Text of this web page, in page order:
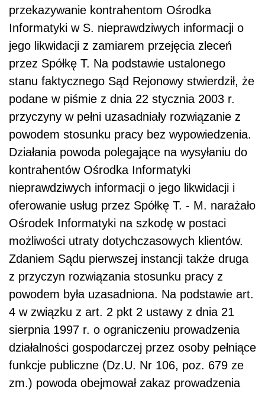
przekazywanie kontrahentom Ośrodka
Informatyki w S. nieprawdziwych informacji o
jego likwidacji z zamiarem przejęcia zleceń
przez Spółkę T. Na podstawie ustalonego
stanu faktycznego Sąd Rejonowy stwierdził, że
podane w piśmie z dnia 22 stycznia 2003 r.
przyczyny w pełni uzasadniały rozwiązanie z
powodem stosunku pracy bez wypowiedzenia.
Działania powoda polegające na wysyłaniu do
kontrahentów Ośrodka Informatyki
nieprawdziwych informacji o jego likwidacji i
oferowanie usług przez Spółkę T. - M. narażało
Ośrodek Informatyki na szkodę w postaci
możliwości utraty dotychczasowych klientów.
Zdaniem Sądu pierwszej instancji także druga
z przyczyn rozwiązania stosunku pracy z
powodem była uzasadniona. Na podstawie art.
4 w związku z art. 2 pkt 2 ustawy z dnia 21
sierpnia 1997 r. o ograniczeniu prowadzenia
działalności gospodarczej przez osoby pełniące
funkcje publiczne (Dz.U. Nr 106, poz. 679 ze
zm.) powoda obejmował zakaz prowadzenia